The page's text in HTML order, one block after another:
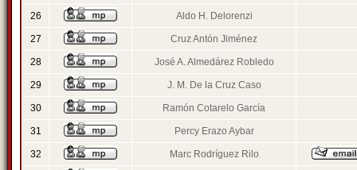
26 Aldo H. Delorenzi
27 Cruz Antón Jiménez
28 José A. Almedárez Robledo
29 J. M. De la Cruz Caso
30 Ramón Cotarelo García
31 Percy Erazo Aybar
32 Marc Rodríguez Rilo